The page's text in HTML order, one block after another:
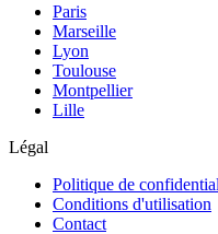
Paris
Marseille
Lyon
Toulouse
Montpellier
Lille
Légal
Politique de
Conditions d'utilisation
Contact